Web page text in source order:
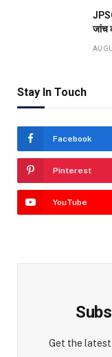
जांच
Stay In Touch
Facebook
Pinterest
YouTube
Get the